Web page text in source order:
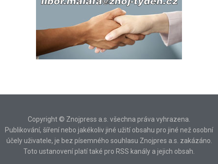
Copyright © Znojpress a.s. všechna práva vyhrazena.
Publikování, šíření nebo jakékoliv jiné užití obsahu pro jiné než osobní
účely uživatele, je bez písemného souhlasu Znojpres a.s. zakázáno.
Toto ustanovení platí také pro RSS kanály a jejich obsah.